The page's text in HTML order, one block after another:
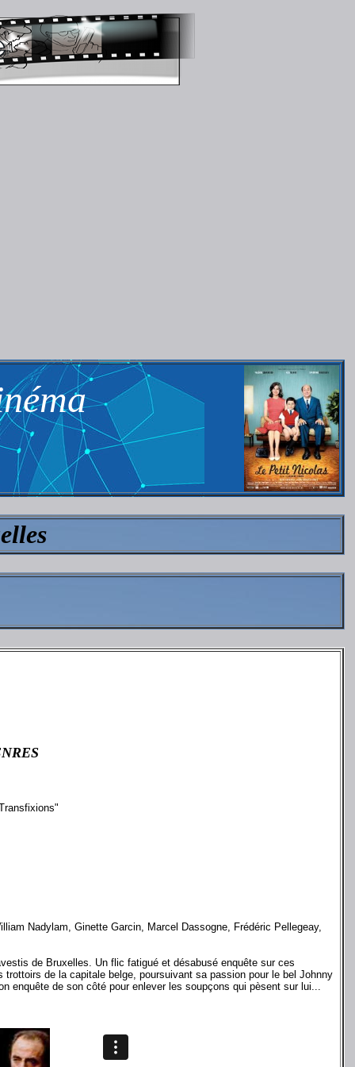
Nadylam, Ginette Garcin, Marcel Dassogne, Frédéric Pellegeay,
de Bruxelles. Un flic fatigué et désabusé enquête sur ces
de la capitale belge, poursuivant sa passion pour le bel Johnny
enquête de son côté pour enlever les soupçons qui pèsent sur lui...